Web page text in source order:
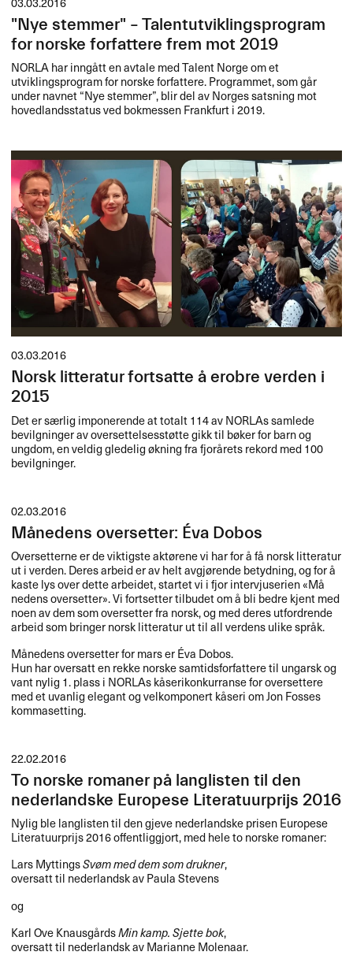
"Nye stemmer" – Talentutviklingsprogram
for norske forfattere frem mot 2019
NORLAhar inngått en avtale med Talent Norge om et
utviklingsprogram for norske forfattere. Programmet, som går
under navnet “Nye stemmer”, blir del av Norges satsning mot
hovedlandsstatus ved bokmessen Frankfurt i 2019.
03.03.2016
Norsk litteratur fortsatte å erobre verden i
2015
Det er særlig imponerende at totalt 114 av NORLAs samlede
bevilgninger av oversettelsesstøtte gikk til bøker for barn og
ungdom, en veldig gledelig økning fra fjorårets rekord med 100
bevilgninger.
02.03.2016
Månedens oversetter: Éva Dobos
Oversetterne er de viktigste akt​ø​rene vi har for ​å f​å norsk litteratur
ut i verden. Deres arbeid er av helt avgj​ø​rende betydning, og for ​å
kaste lys over dette arbeidet, startet vi i fjor intervjuserien «​M​å​
nedens oversetter​»​​. Vi fortsetter tilbudet om ​å bli bedre kjent med
noen av dem som oversetter fra norsk, og med deres utfordrende
arbeid som bringer norsk litteratur ut til all verdens ulike spr​å​k.​​
M​å​nedens oversetter for mars er ​É​va Dobos.
Hun har oversatt en rekke norske samtidsforfattere til ungarsk og
vant nylig 1. plass i NORLAs k​å​serikonkurranse for oversettere
med et uvanlig elegant og velkomponert k​å​seri om Jon Fosses
kommasetting.​​
22.02.2016
To norske romaner på langlisten til den
nederlandske Europese Literatuurprijs 2016
Nylig ble langlisten til den gjeve nederlandske prisen Europese
Literatuurprijs 2016 offentliggjort, med hele to norske romaner:
Lars MyttingsSvøm med dem som drukner,
oversatt til nederlandsk av Paula Stevens
og
Karl Ove KnausgårdsMin kamp. Sjette bok,
oversatt til nederlandsk av Marianne Molenaar.